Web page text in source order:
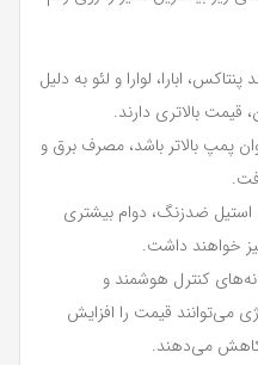
ابارا، لوارا و لئو به دلیل
قیمت بالاتری دارند.
پمپ بالاتر باشد، مصرف برق و
استیل ضدزنگ، دوام بیشتری
خواهند داشت.
کنترل هوشمند و
می‌توانند قیمت را افزایش
کاهش می‌دهند.